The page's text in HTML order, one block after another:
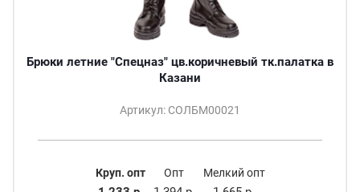
Брюки летние "Спецназ" цв.коричневый тк.палатка в
Казани
Артикул: СОЛБМ00021
Круп. опт Опт Мелкий опт